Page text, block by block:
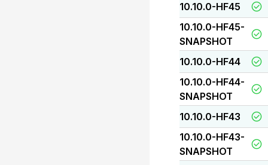
10.10.0-HF45
10.10.0-HF45-
SNAPSHOT
10.10.0-HF44
10.10.0-HF44-
SNAPSHOT
10.10.0-HF43
10.10.0-HF43-
SNAPSHOT